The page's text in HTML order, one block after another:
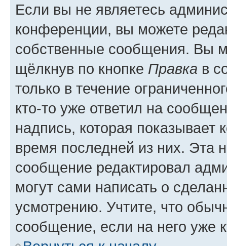
Если вы не являетесь
конференции, вы можете
собственные сообщения. Вы
щёлкнув по кнопке Правка в
только в течение
кто-то уже ответил на
надпись, которая показывает
время последней из них. Эта
сообщение редактировал
могут сами написать о
усмотрению. Учтите, что
сообщение, если на него уже